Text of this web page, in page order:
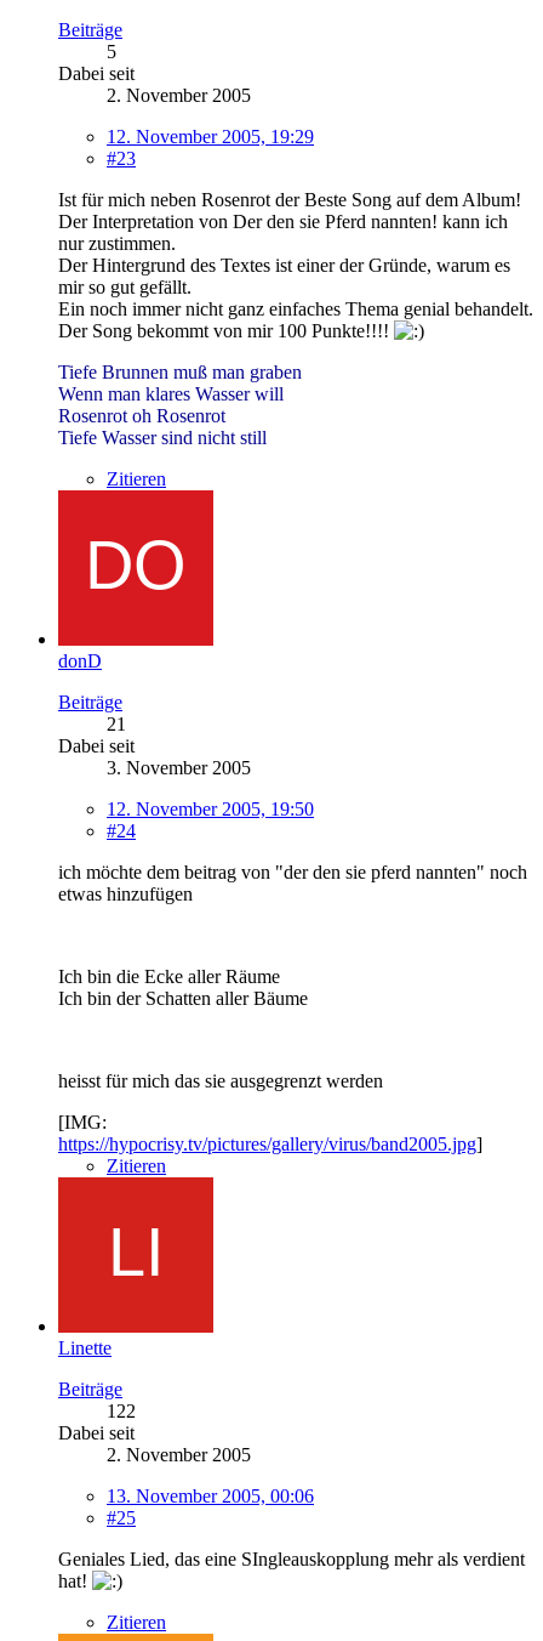
Beiträge
5
Dabei seit
2. November 2005
12. November 2005, 19:29
#23
Ist für mich neben Rosenrot der Beste Song auf dem Album!
Der Interpretation von Der den sie Pferd nannten! kann ich
nur zustimmen.
Der Hintergrund des Textes ist einer der Gründe, warum es
mir so gut gefällt.
Ein noch immer nicht ganz einfaches Thema genial behandelt.
Der Song bekommt von mir 100 Punkte!!!!
Tiefe Brunnen muß man graben
Wenn man klares Wasser will
Rosenrot oh Rosenrot
Tiefe Wasser sind nicht still
Zitieren
donD
Beiträge
21
Dabei seit
3. November 2005
12. November 2005, 19:50
#24
ich möchte dem beitrag von "der den sie pferd nannten" noch
etwas hinzufügen
Ich bin die Ecke aller Räume
Ich bin der Schatten aller Bäume
heisst für mich das sie ausgegrenzt werden
[IMG:
https://hypocrisy.tv/pictures/gallery/virus/band2005.jpg]
Zitieren
Linette
Beiträge
122
Dabei seit
2. November 2005
13. November 2005, 00:06
#25
Geniales Lied, das eine SIngleauskopplung mehr als verdient
hat!
Zitieren